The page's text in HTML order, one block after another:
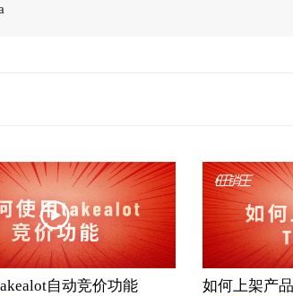
自动竞价功能 如何上架产